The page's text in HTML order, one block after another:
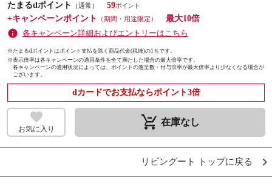
たまるdポイント
（通常）
59
+キャンペーンポイント
（期間・用途限定）
最大10倍
各キャンペーン詳細およびエントリーはこちら
※たまるdポイントはポイント支払を除く商品代金(税抜)の1％です。
※表示倍率は各キャンペーンの適用条件を全て満たした場合の最大倍率です。
各キャンペーンの適用状況によっては、ポイントの進呈数・付与倍率が最大倍率より少なくなる場合が
ございます。
dカードでお支払ならポイント3倍
お気に入り remove_shopping_cart 在庫なし
リビングート トップに戻る